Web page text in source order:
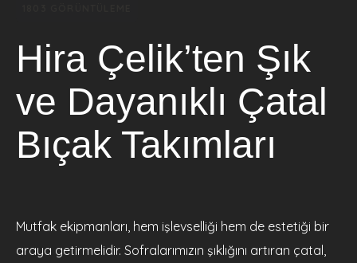
Hira Çelik’ten Şık
ve Dayanıklı Çatal
Bıçak Takımları
Mutfak ekipmanları, hem işlevselliği hem de estetiği bir
araya getirmelidir. Sofralarımızın şıklığını artıran çatal,